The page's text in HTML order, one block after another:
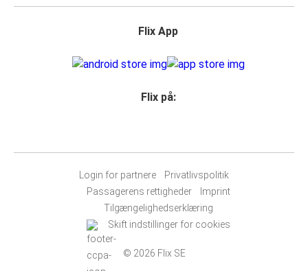
Flix App
Flix på:
Login for partnere
Privatlivspolitik
Passagerens rettigheder
Imprint
Tilgængelighedserklæring
Skift indstillinger for cookies
© 2026 Flix SE